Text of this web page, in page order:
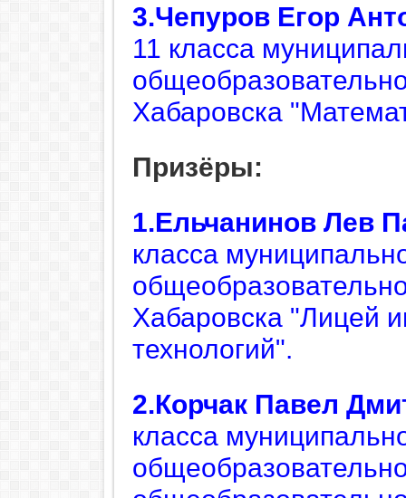
3.Чепуров Егор
11 класса
Хабаровска
Призёры:
1.Ельчанинов Лев
класса
Хабаровска "Лицей
технологий".
2.Корчак Павел
класса